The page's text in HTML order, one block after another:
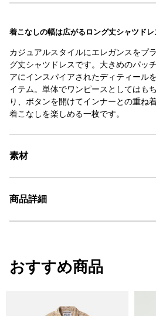
着こなしの幅は広がるロング丈シャツドレ
カジュアルスタイルにエレガンスをプ
グ丈シャツドレスです。大きめのパッ
アにインスパイアされたディティール
イテム。単体でワンピースとしてはも
り、ボタンを開けてインナーとの重ね
着こなしを楽しめる一枚です。
素材
素材の特徴
商品詳細
・原産国：チュニジア
・素材：毛72%、ナイロン14%、ポリエスエ
おすすめ商品